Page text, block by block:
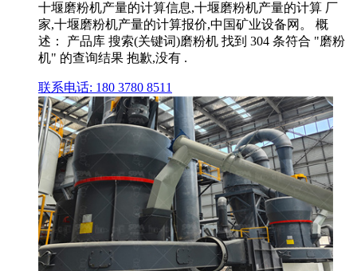
十堰磨粉机产量的计算信息,十堰磨粉机产量的计算 厂
家,十堰磨粉机产量的计算报价,中国矿业设备网。 概
述： 产品库 搜索(关键词)磨粉机 找到 304 条符合 "磨粉
机" 的查询结果 抱歉,没有 .
联系电话: 180 3780 8511